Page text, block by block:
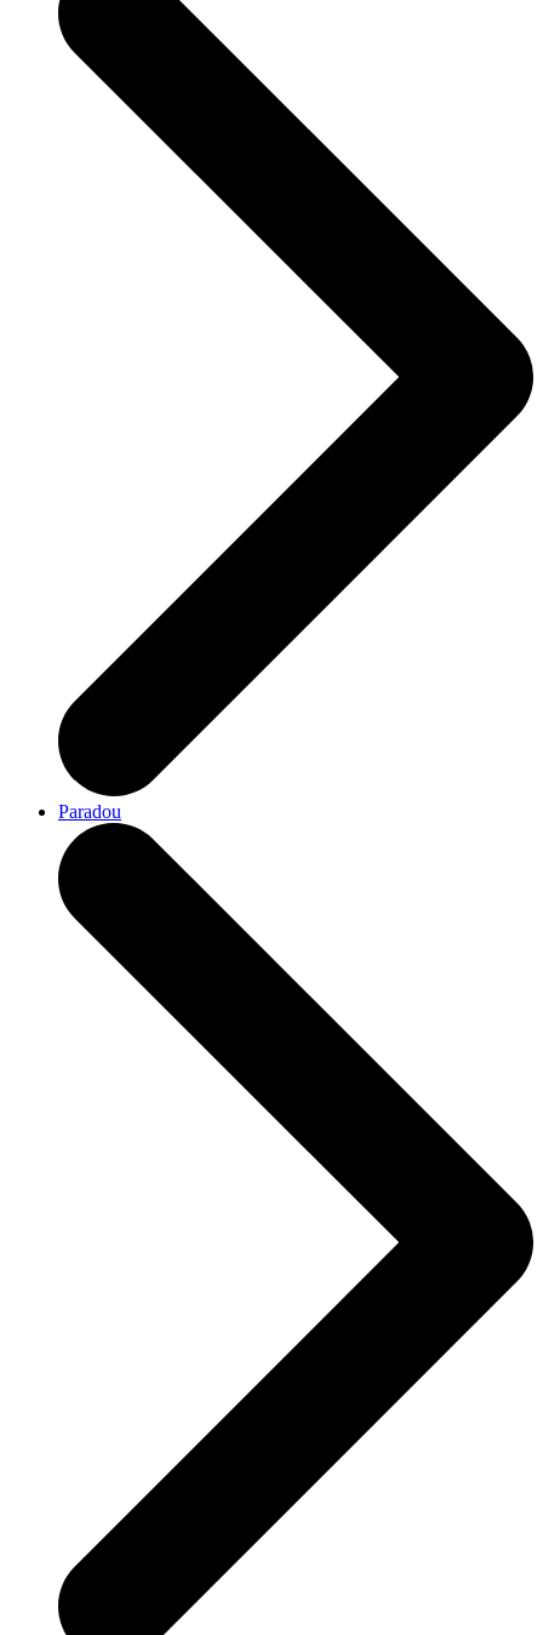
Paradou